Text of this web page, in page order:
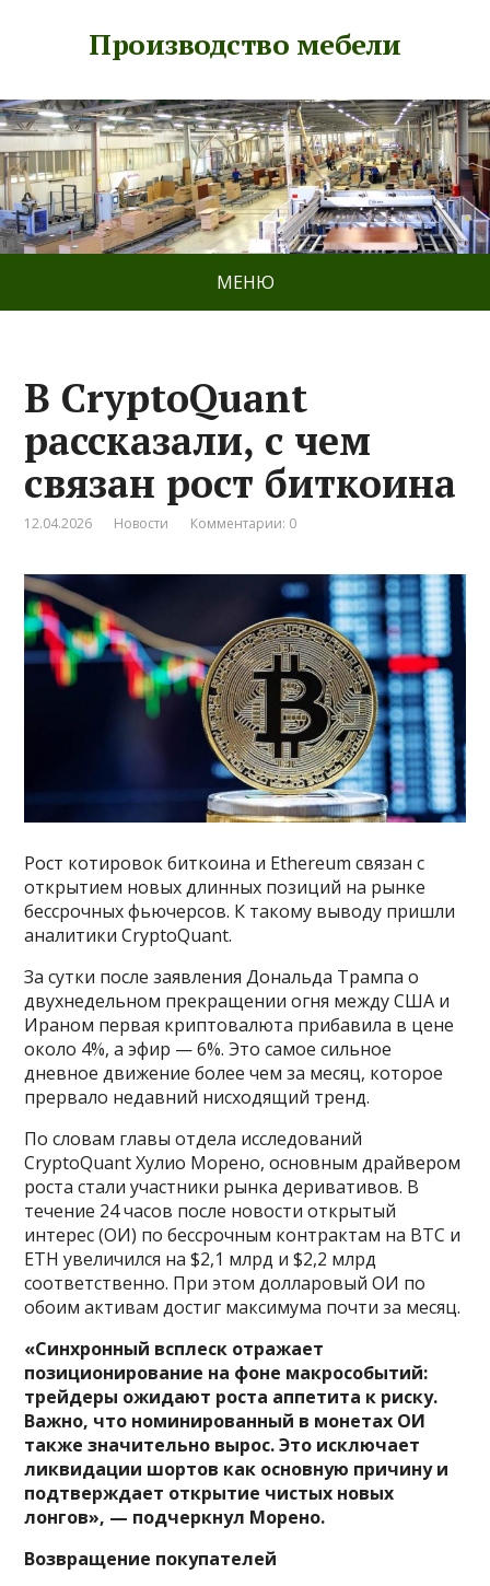
Производство мебели
МЕНЮ
В CryptoQuant
рассказали, с чем
связан рост биткоина
12.04.2026 Новости Комментарии: 0
Рост котировок биткоина и Ethereum связан с
открытием новых длинных позиций на рынке
бессрочных фьючерсов. К такому выводу пришли
аналитики CryptoQuant.
За сутки после заявления Дональда Трампа о
двухнедельном прекращении огня между США и
Ираном первая криптовалюта прибавила в цене
около 4%, а эфир — 6%. Это самое сильное
дневное движение более чем за месяц, которое
прервало недавний нисходящий тренд.
По словам главы отдела исследований
CryptoQuant Хулио Морено, основным драйвером
роста стали участники рынка деривативов. В
течение 24 часов после новости открытый
интерес (ОИ) по бессрочным контрактам на BTC и
ETH увеличился на $2,1 млрд и $2,2 млрд
соответственно. При этом долларовый ОИ по
обоим активам достиг максимума почти за месяц.
«Синхронный всплеск отражает
позиционирование на фоне макрособытий:
трейдеры ожидают роста аппетита к риску.
Важно, что номинированный в монетах ОИ
также значительно вырос. Это исключает
ликвидации шортов как основную причину и
подтверждает открытие чистых новых
лонгов», — подчеркнул Морено.
Возвращение покупателей